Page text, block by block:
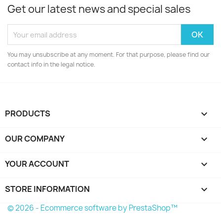
Get our latest news and special sales
You may unsubscribe at any moment. For that purpose, please find our
contact info in the legal notice.
PRODUCTS 
OUR COMPANY 
YOUR ACCOUNT 
STORE INFORMATION keyboard_arrow_down
© 2026 - Ecommerce software by PrestaShop™